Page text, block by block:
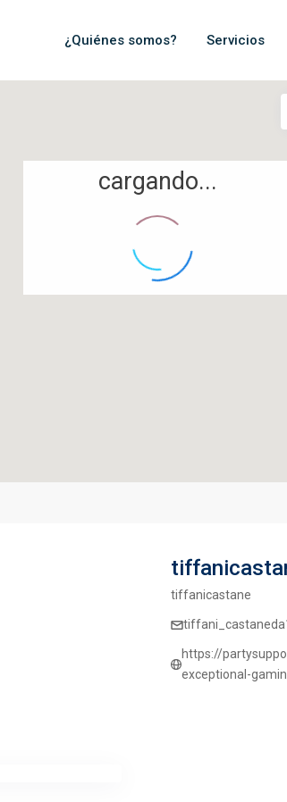
¿Quiénes somos? Servicios
cargando...
tiffanicastane
https://
exceptional-